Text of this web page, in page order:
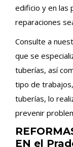
edificio y en las
reparaciones
Consulte a
que se
tuberías, así
tipo de
tuberías, lo
prevenir
EN el